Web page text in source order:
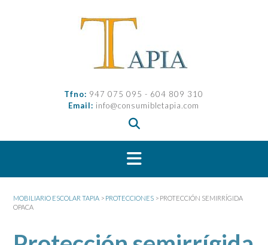
Tfno: 947 075 095 - 604 809 310
Email: info@consumibletapia.com
MOBILIARIO ESCOLAR TAPIA > PROTECCIONES > PROTECCIÓN SEMIRRÍGIDA
OPACA